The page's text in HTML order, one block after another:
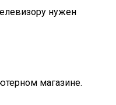
нужен
магазине.